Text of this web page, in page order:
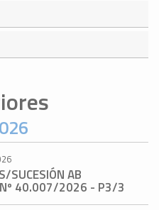
SUCESIÓN AB
Nº 40.007/2026 - P3/3